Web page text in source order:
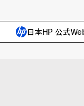
日本HP 公式